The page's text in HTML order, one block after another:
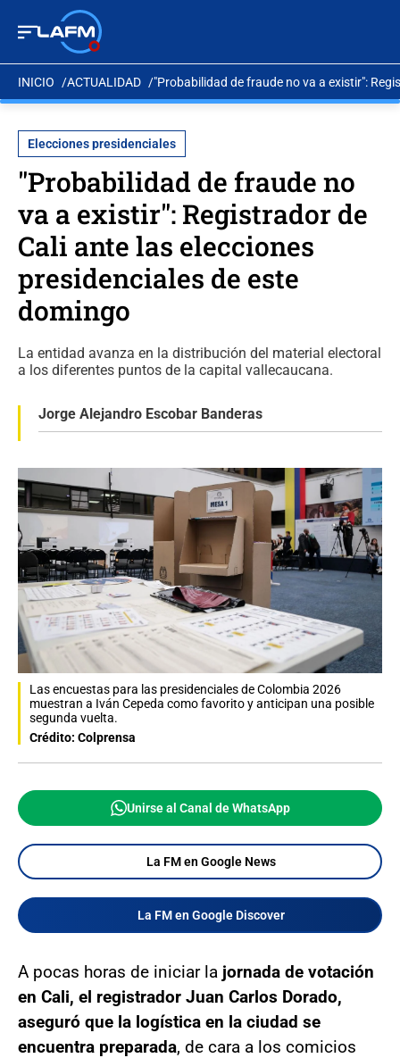
INICIO ACTUALIDAD "Probabilidad de fraude no va a existir":
Elecciones presidenciales
"Probabilidad de fraude no
va a existir": Registrador de
Cali ante las elecciones
presidenciales de este
domingo
La entidad avanza en la distribución del material electoral
a los diferentes puntos de la capital vallecaucana.
Jorge Alejandro Escobar Banderas
Las encuestas para las presidenciales de Colombia 2026
muestran a Iván Cepeda como favorito y anticipan una posible
segunda vuelta.
Crédito: Colprensa
Unirse al Canal de WhatsApp
La FM en Google News
La FM en Google Discover
A pocas horas de iniciar la jornada de votación
en Cali, el registrador Juan Carlos Dorado,
aseguró que la logística en la ciudad se
encuentra preparada, de cara a los comicios